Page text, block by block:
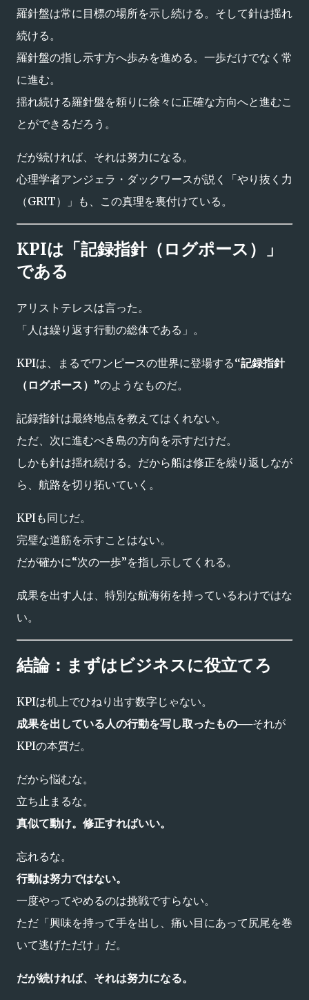
羅針盤は常に目標の場所を示し続ける。そして針は揺れ
続ける。
羅針盤の指し示す方へ歩みを進める。一歩だけでなく常
に進む。
揺れ続ける羅針盤を頼りに徐々に正確な方向へと進むこ
とができるだろう。
だが続ければ、それは努力になる。
心理学者アンジェラ・ダックワースが説く「やり抜く力
（GRIT）」も、この真理を裏付けている。
KPIは「記録指針（ログポース）」
である
アリストテレスは言った。
「人は繰り返す行動の総体である」。
KPIは、まるでワンピースの世界に登場する“記録指針
（ログポース）”のようなものだ。
記録指針は最終地点を教えてはくれない。
ただ、次に進むべき島の方向を示すだけだ。
しかも針は揺れ続ける。だから船は修正を繰り返しなが
ら、航路を切り拓いていく。
KPIも同じだ。
完璧な道筋を示すことはない。
だが確かに“次の一歩”を指し示してくれる。
成果を出す人は、特別な航海術を持っているわけではな
い。
結論：まずはビジネスに役立てろ
KPIは机上でひねり出す数字じゃない。
成果を出している人の行動を写し取ったもの──それが
KPIの本質だ。
だから悩むな。
立ち止まるな。
真似て動け。修正すればいい。
忘れるな。
行動は努力ではない。
一度やってやめるのは挑戦ですらない。
ただ「興味を持って手を出し、痛い目にあって尻尾を巻
いて逃げただけ」だ。
だが続ければ、それは努力になる。